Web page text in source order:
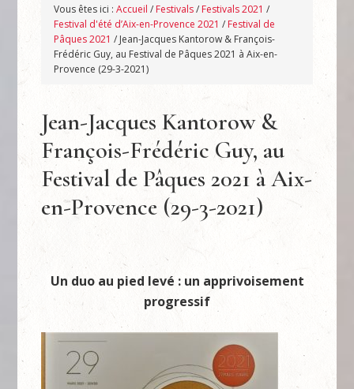
Vous êtes ici :Accueil / Festivals/ Festivals 2021 /
Festival d'été d’Aix-en-Provence 2021 / Festival de
Pâques 2021 / Jean-Jacques Kantorow & François-
Frédéric Guy, au Festival de Pâques 2021 à Aix-en-
Provence (29-3-2021)
Jean-Jacques Kantorow &
François-Frédéric Guy, au
Festival de Pâques 2021 à Aix-
en-Provence (29-3-2021)
Un duo au pied levé : un apprivoisement
progressif